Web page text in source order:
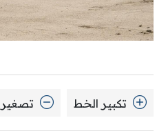
تكبير الخط